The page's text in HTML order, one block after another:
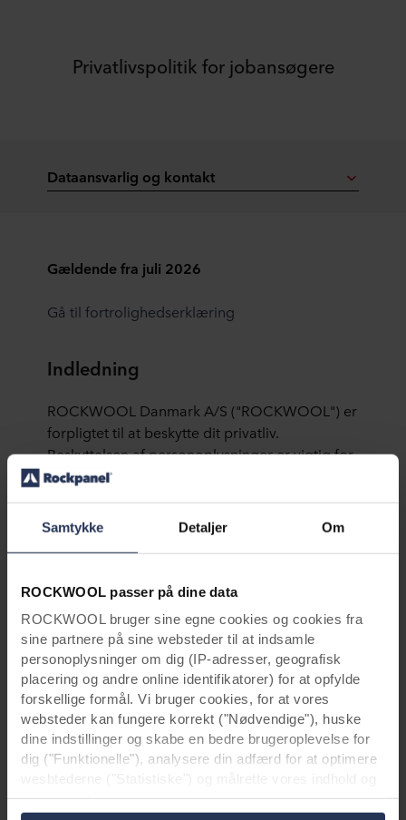
Samtykke Detaljer Om
ROCKWOOL passer på dine data
ROCKWOOL bruger sine egne cookies og cookies fra
sine partnere på sine websteder til at indsamle
personoplysninger om dig (IP-adresser, geografisk
placering og andre online identifikatorer) for at opfylde
forskellige formål. Vi bruger cookies, for at vores
websteder kan fungere korrekt ("Nødvendige"), huske
dine indstillinger og skabe en bedre brugeroplevelse for
dig ("Funktionelle"), analysere din adfærd for at optimere
annoncer på sociale medier og eksterne websteder
Privatlivspolitik for jobansøgere
Dataansvarlig og kontakt
Gældende fra juli 2026
Gå til fortrolighedserklæring
Indledning
ROCKWOOL Danmark A/S ("ROCKWOOL") er
forpligtet til at beskytte dit privatliv.
Beskyttelsen af personoplysninger er vigtig for
os, og vi behandler kun personoplysninger i
databeskyttelsesregler, herunder forordning
(EU) 2016/679 om beskyttelse af fysiske
personoplysninger og om fri udveksling af
sådanne oplysninger ("GDPR") og
databeskyttelsesloven.
ROCKWOOL-koncernen har implementeret et
sæt Bindende Virksomhedsregler („BCR'er”),
der indfører en global standard for
databeskyttelse, som skal overholdes af alle
ROCKWOOL-selskaber. BCR'erne giver dig
tilstrækkelige garantier for, at
personoplysninger er beskyttet i